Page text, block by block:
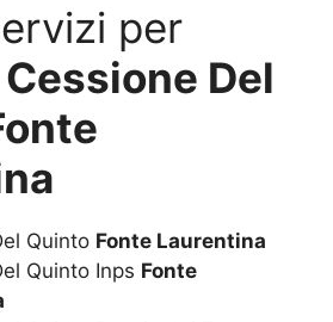
per
Del
Quinto Fonte Laurentina
Quinto Inps Fonte